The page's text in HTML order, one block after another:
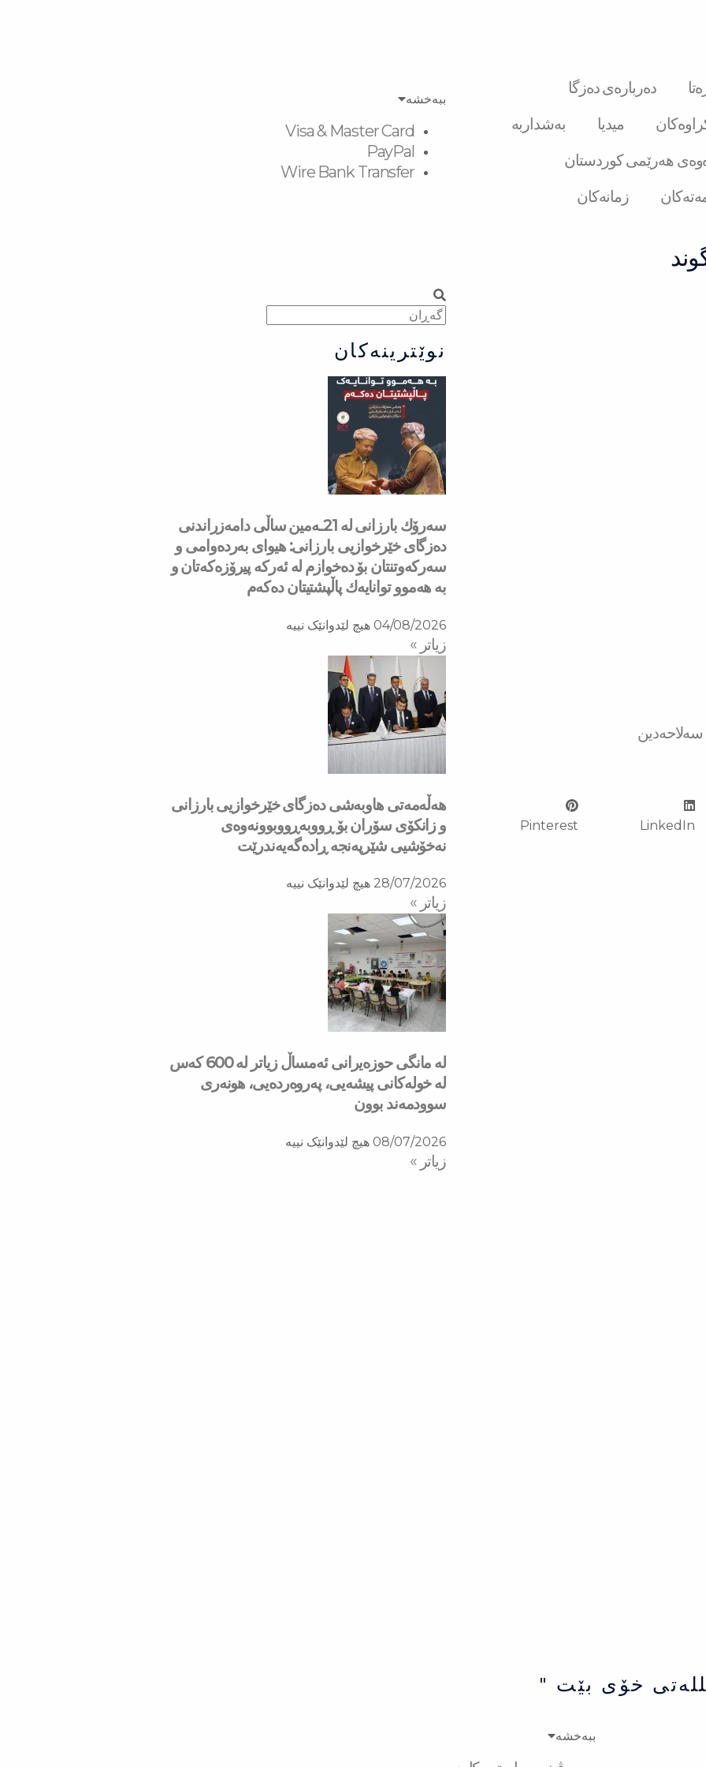
دەربارەی دەزگا
میدیا
بەشداربە
هەرێمی کوردستان
زمانەکان
ببەخشە
Visa & Master Card
PayPal
Wire Bank Transfer
سەلاحەدین
LinkedIn
Pinterest
Search
Search
نوێترینەکان
سه‌رۆك بارزانی له‌ 21ـه‌مین ساڵی دامەزراندنی
دەزگای خێرخوازیی بارزانی: هیوای بەردەوامی و
سەركەوتنتان بۆ دەخوازم لە ئەركە پیرۆزەكەتان و
بە هەموو توانایەك پاڵپشتیتان دەكەم
04/08/2026 هیچ لێدوانێک نییە
زیاتر »
هه‌ڵه‌مه‌تی هاو‌به‌شی ده‌زگای خێرخوازیی بارزانی
و زانكۆی سۆران بۆ ڕووبه‌ڕووبوونه‌وه‌ی
نه‌خۆشیی شێرپه‌نجه‌ ڕاده‌گه‌یه‌ندرێت
28/07/2026 هیچ لێدوانێک نییە
زیاتر »
لە مانگی حوزەیرانی ئەمساڵ زیاتر له‌ 600 كه‌س
له‌ خولەكانی پیشەیی، پەروەردەیی، هونەری
سوودمه‌ند بوون
08/07/2026 هیچ لێدوانێک نییە
زیاتر »
خۆی بێت "
ببەخشە